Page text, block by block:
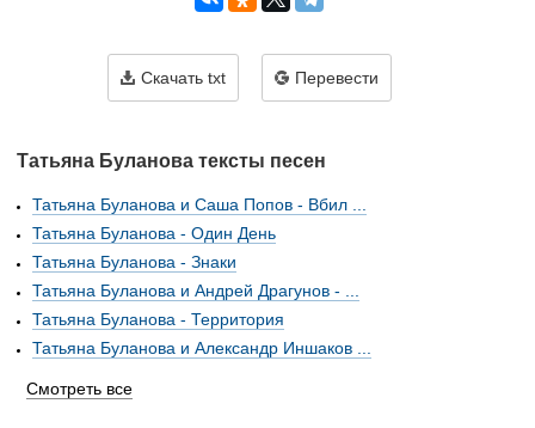
Скачать txt Перевести
Татьяна Буланова тексты песен
Татьяна Буланова и Саша Попов - Вбил ...
Татьяна Буланова - Один День
Татьяна Буланова - Знаки
Татьяна Буланова и Андрей Драгунов - ...
Татьяна Буланова - Территория
Татьяна Буланова и Александр Иншаков ...
Смотреть все